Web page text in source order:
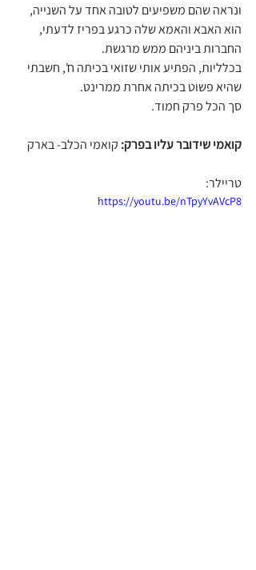
ונראה שהם משפיעים לטובה אחד על השנייה,
הוא האבא והאמא שלה כרגע בפריז לדעתי,
החברות ביניהם ממש מרגשת.
בכלליות, הפתיע אותי שזואי בכיתה ח', חשבתי
שהיא פשוט בכיתה אחרת ממרינט.
סך הכל פרק חמוד.
קואמי שידובר עליו בפרק: קואמי הכלב- בארק
טריילר:
https://youtu.be/nTpyYvAVcP8